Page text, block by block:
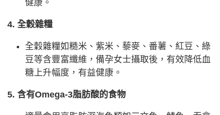
健康。
4. 全穀雜糧
全穀雜糧如糙米、紫米、藜麥、番薯、紅豆、綠
豆等含豐富纖維，備孕女士攝取後，有效降低血
糖上升幅度，有益健康。
5. 含有Omega-3脂肪酸的食物